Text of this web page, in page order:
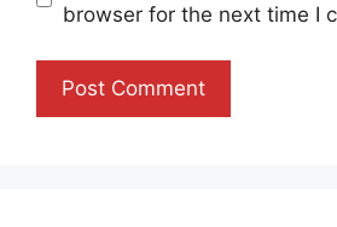
browser for the next time I